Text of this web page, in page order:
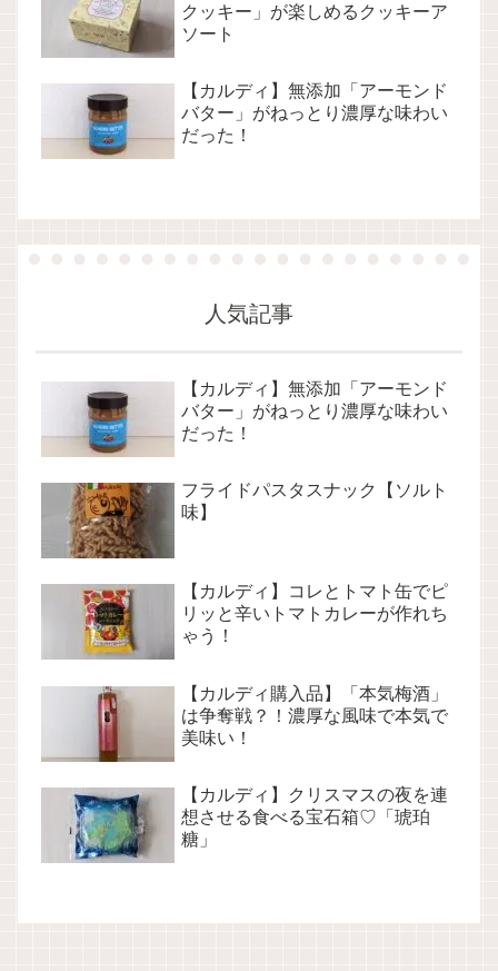
クッキー」が楽しめるクッキーア
ソート
【カルディ】無添加「アーモンド
バター」がねっとり濃厚な味わい
だった！
人気記事
【カルディ】無添加「アーモンド
バター」がねっとり濃厚な味わい
だった！
フライドパスタスナック【ソルト
味】
【カルディ】コレとトマト缶でピ
リッと辛いトマトカレーが作れち
ゃう！
【カルディ購入品】「本気梅酒」
は争奪戦？！濃厚な風味で本気で
美味い！
【カルディ】クリスマスの夜を連
想させる食べる宝石箱♡「琥珀
糖」